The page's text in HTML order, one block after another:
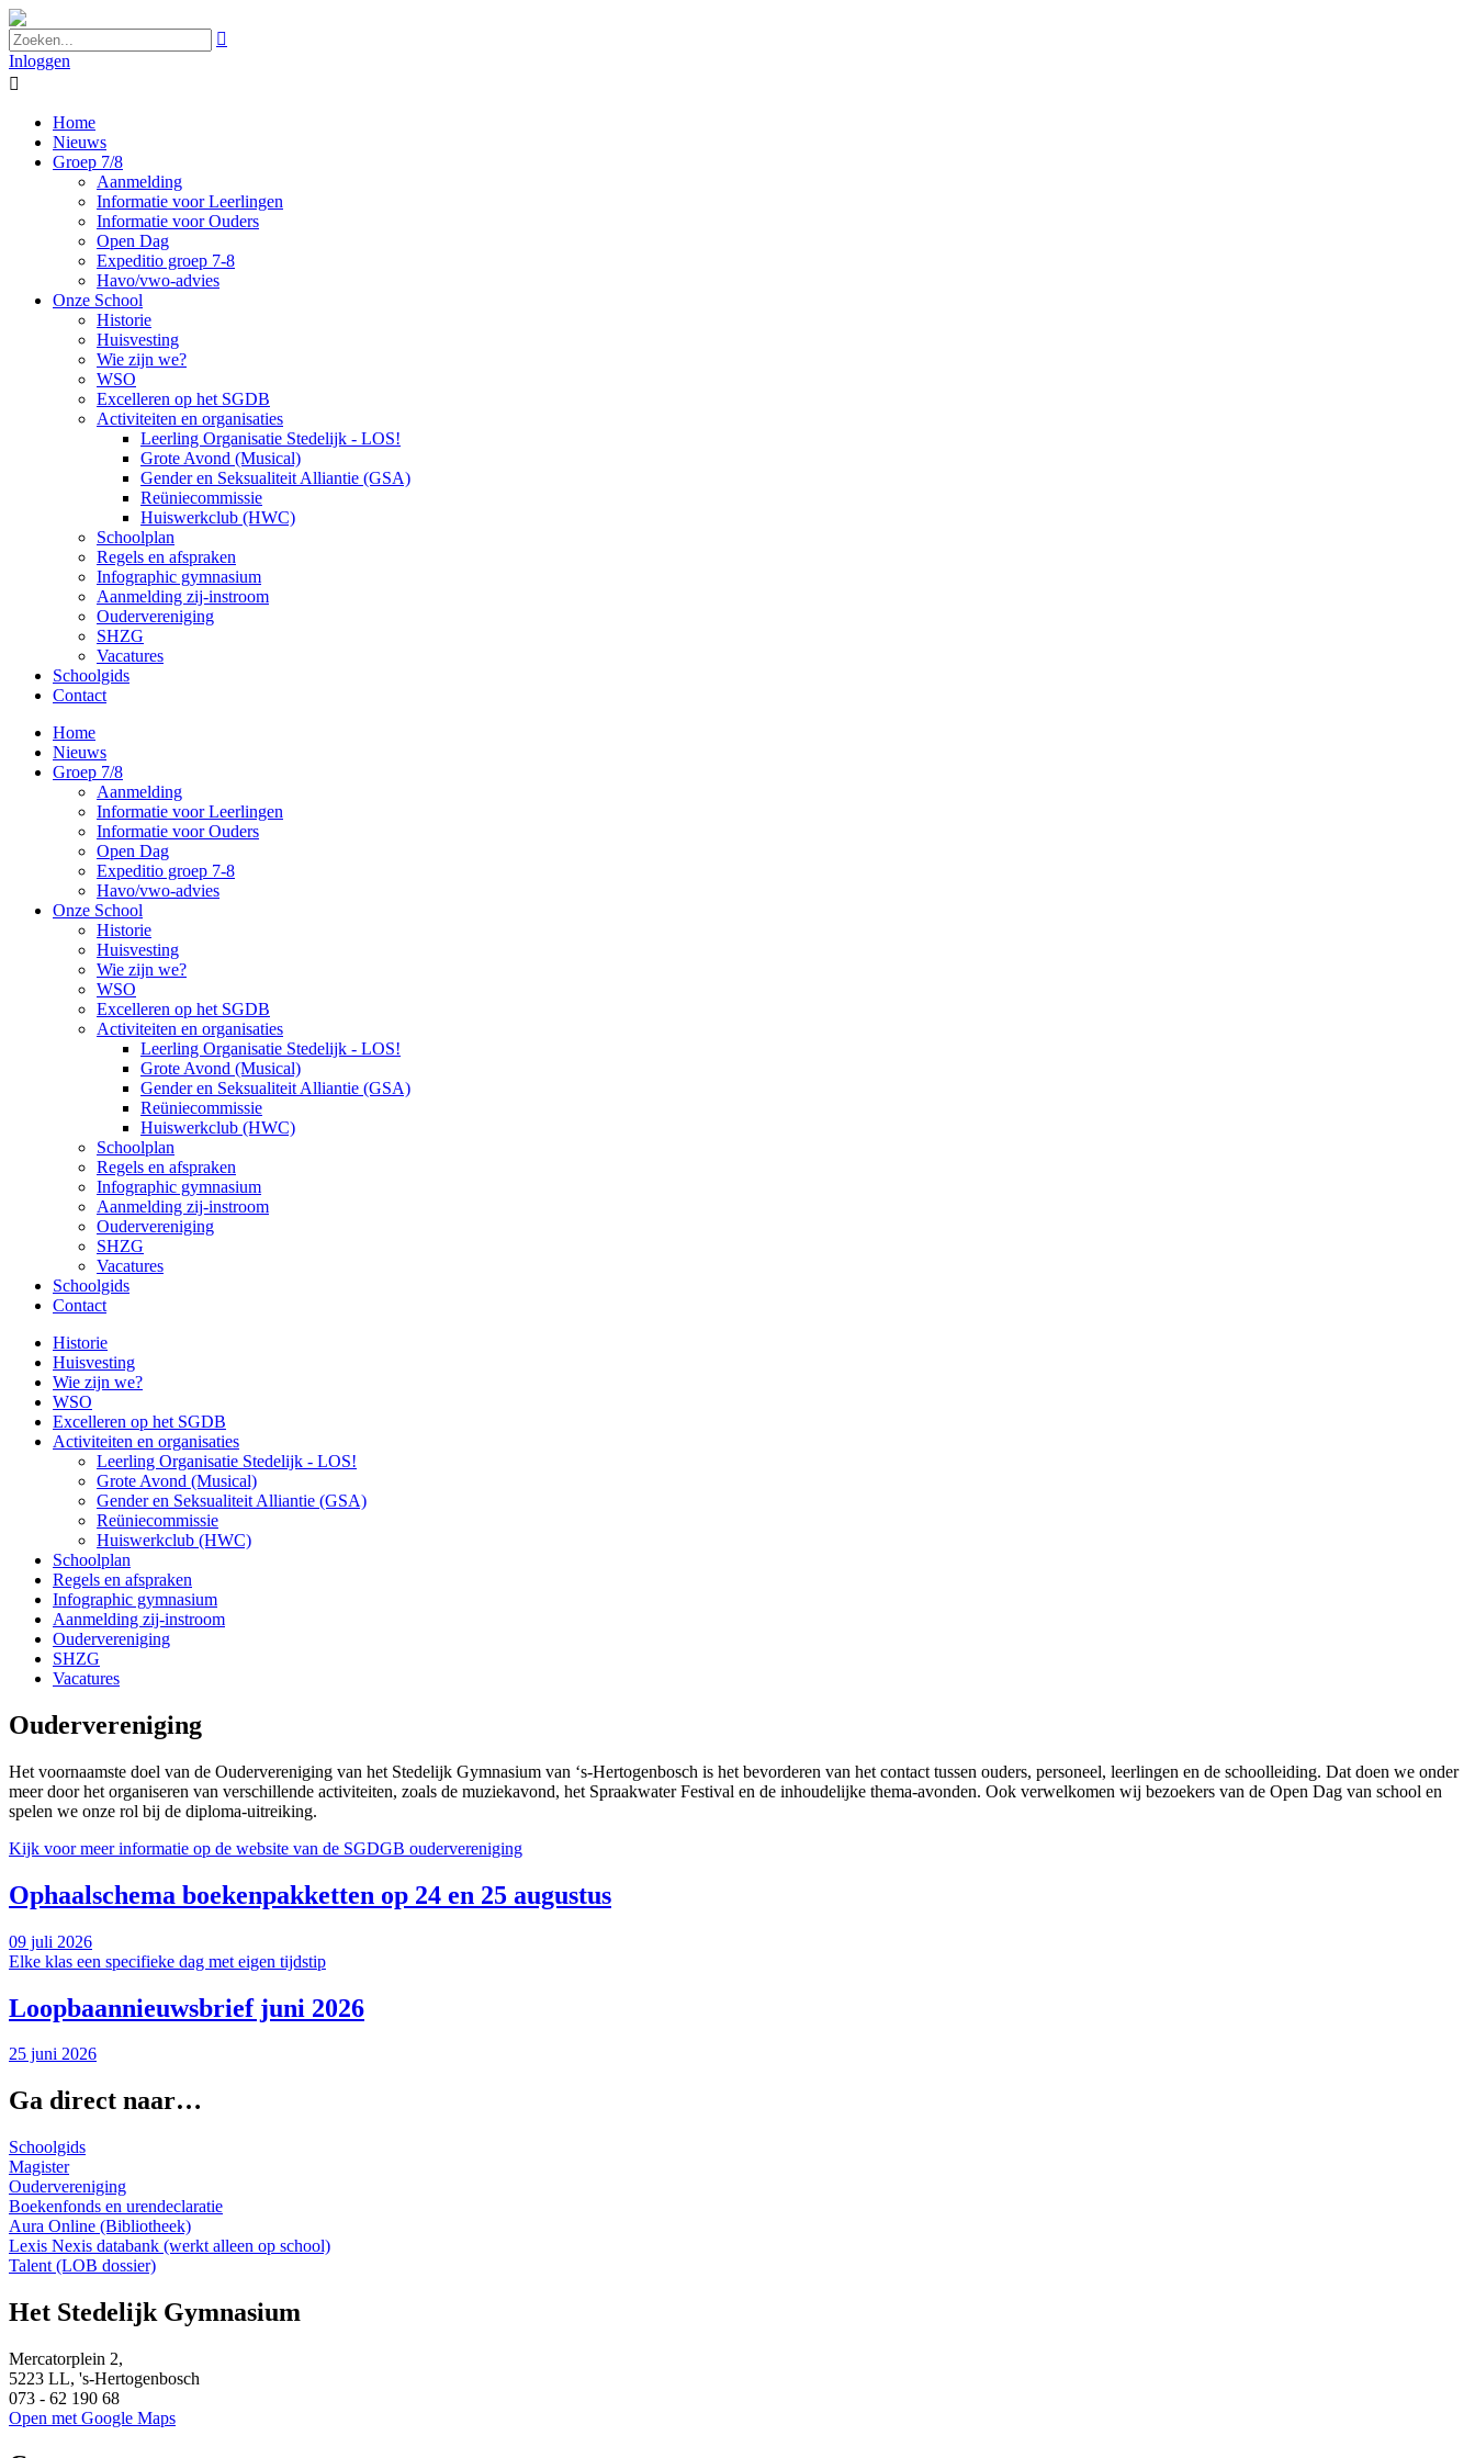

Inloggen

Home
Nieuws
Groep 7/8
Aanmelding
Informatie voor Leerlingen
Informatie voor Ouders
Open Dag
Expeditio groep 7-8
Havo/vwo-advies
Onze School
Historie
Huisvesting
Wie zijn we?
WSO
Excelleren op het SGDB
Activiteiten en organisaties
Leerling Organisatie Stedelijk - LOS!
Grote Avond (Musical)
Gender en Seksualiteit Alliantie (GSA)
Reüniecommissie
Huiswerkclub (HWC)
Schoolplan
Regels en afspraken
Infographic gymnasium
Aanmelding zij-instroom
Oudervereniging
SHZG
Vacatures
Schoolgids
Contact
Home
Nieuws
Groep 7/8
Aanmelding
Informatie voor Leerlingen
Informatie voor Ouders
Open Dag
Expeditio groep 7-8
Havo/vwo-advies
Onze School
Historie
Huisvesting
Wie zijn we?
WSO
Excelleren op het SGDB
Activiteiten en organisaties
Leerling Organisatie Stedelijk - LOS!
Grote Avond (Musical)
Gender en Seksualiteit Alliantie (GSA)
Reüniecommissie
Huiswerkclub (HWC)
Schoolplan
Regels en afspraken
Infographic gymnasium
Aanmelding zij-instroom
Oudervereniging
SHZG
Vacatures
Schoolgids
Contact
Historie
Huisvesting
Wie zijn we?
WSO
Excelleren op het SGDB
Activiteiten en organisaties
Leerling Organisatie Stedelijk - LOS!
Grote Avond (Musical)
Gender en Seksualiteit Alliantie (GSA)
Reüniecommissie
Huiswerkclub (HWC)
Schoolplan
Regels en afspraken
Infographic gymnasium
Aanmelding zij-instroom
Oudervereniging
SHZG
Vacatures
Oudervereniging
Het voornaamste doel van de Oudervereniging van het Stedelijk Gymnasium van ‘s-Hertogenbosch is het bevorderen van het contact tussen ouders, personeel, leerlingen en de schoolleiding. Dat doen we onder
meer door het organiseren van verschillende activiteiten, zoals de muziekavond, het Spraakwater Festival en de inhoudelijke thema-avonden. Ook verwelkomen wij bezoekers van de Open Dag van school en
spelen we onze rol bij de diploma-uitreiking.
Kijk voor meer informatie op de website van de SGDGB oudervereniging
Ophaalschema boekenpakketten op 24 en 25 augustus
09 juli 2026
Elke klas een specifieke dag met eigen tijdstip
Loopbaannieuwsbrief juni 2026
25 juni 2026
Ga direct naar…
Schoolgids
Magister
Oudervereniging
Boekenfonds en urendeclaratie
Aura Online (Bibliotheek)
Lexis Nexis databank (werkt alleen op school)
Talent (LOB dossier)
Het Stedelijk Gymnasium
Mercatorplein 2,
5223 LL, 's-Hertogenbosch
073 - 62 190 68
Open met Google Maps